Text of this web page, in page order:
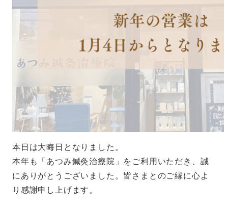
本日は大晦日となりました。
本年も「あつみ鍼灸治療院」をご利用いただき、誠
にありがとうございました。皆さまとのご縁に心よ
り感謝申し上げます。